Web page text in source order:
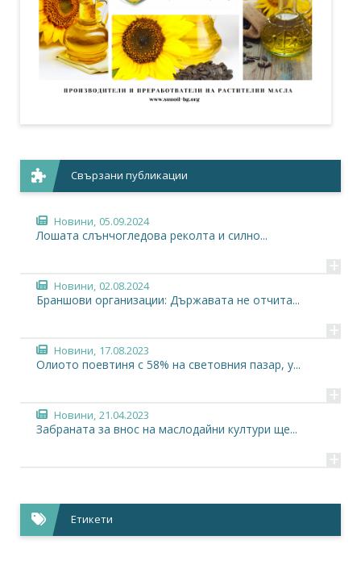
Свързани публикации
Новини, 05.09.2024
Лошата слънчогледова реколта и силно...
+
Новини, 02.08.2024
Браншови организации: Държавата не отчита...
+
Новини, 17.08.2023
Олиото поевтиня с 58% на световния пазар, у...
+
Новини, 21.04.2023
Забраната за внос на маслодайни култури ще...
+
Етикети